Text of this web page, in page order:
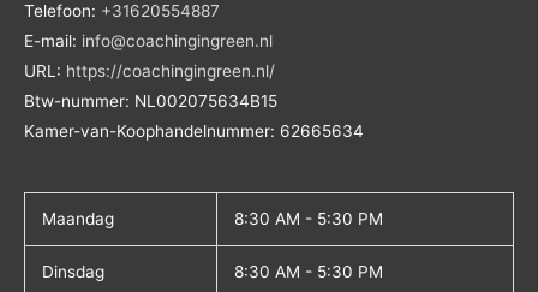
Telefoon: +31620554887
E-mail: info@coachingingreen.nl
URL: https://coachingingreen.nl/
Btw-nummer: NL002075634B15
Kamer-van-Koophandelnummer: 62665634
Maandag 8:30 AM - 5:30 PM
Dinsdag 8:30 AM - 5:30 PM